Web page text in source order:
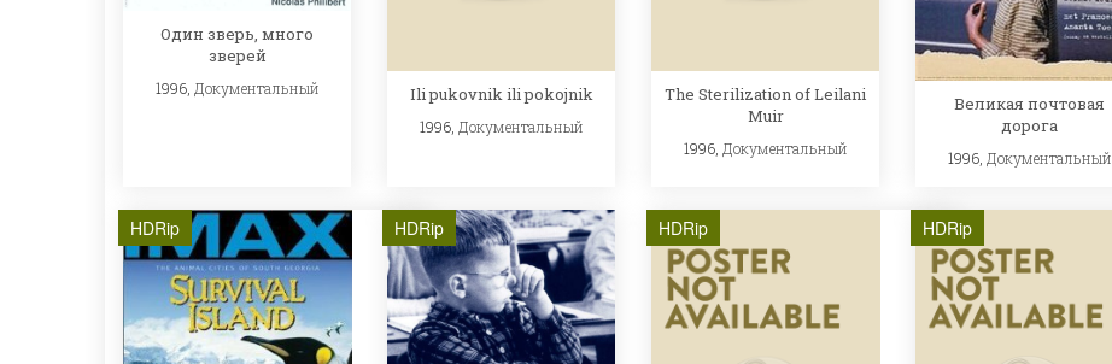
Один зверь, много
зверей
1996, Документальный Ili pukovnik ili pokojnik
1996, Документальный
The Sterilization of Leilani
Muir
1996, Документальный
Великая почтовая
дорога
1996, Документальный
HDRip HDRip HDRip HDRip